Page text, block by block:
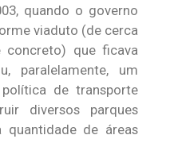
quando o governo
viaduto (de cerca
que ficava
paralelamente, um
de transporte
diversos parques
quantidade de áreas